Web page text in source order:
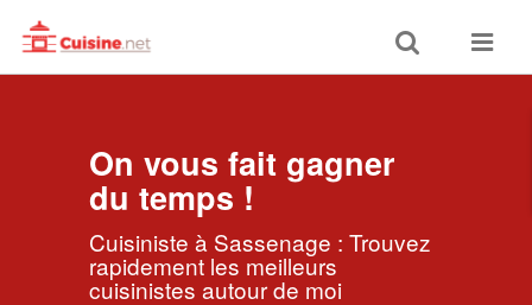
Toggle
search
Toggle
On vous fait gagner
du temps !
Cuisiniste à Sassenage : Trouvez
rapidement les meilleurs
cuisinistes autour de moi